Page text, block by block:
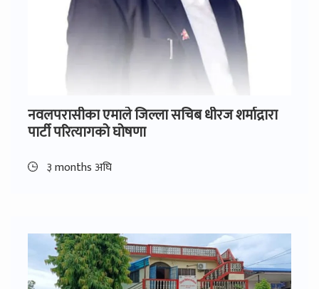
नवलपरासीका एमाले जिल्ला सचिब धीरज शर्माद्रारा
पार्टी परित्यागको घोषणा
३ months अघि